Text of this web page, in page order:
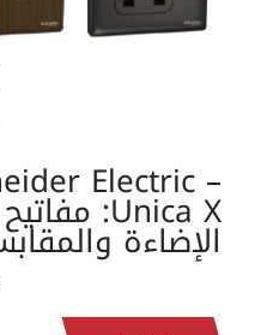
Electric –
Unica X: مفاتيح
الإضاءة